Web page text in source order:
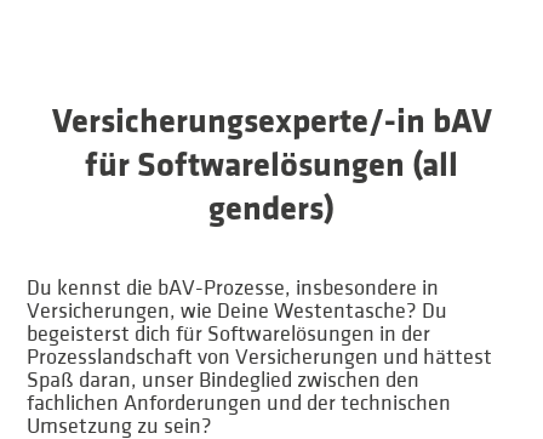
Versicherungsexperte/-in bAV
für Softwarelösungen (all
genders)
Du kennst die bAV-Prozesse, insbesondere in
Versicherungen, wie Deine Westentasche? Du
begeisterst dich für Softwarelösungen in der
Prozesslandschaft von Versicherungen und hättest
Spaß daran, unser Bindeglied zwischen den
fachlichen Anforderungen und der technischen
Umsetzung zu sein?